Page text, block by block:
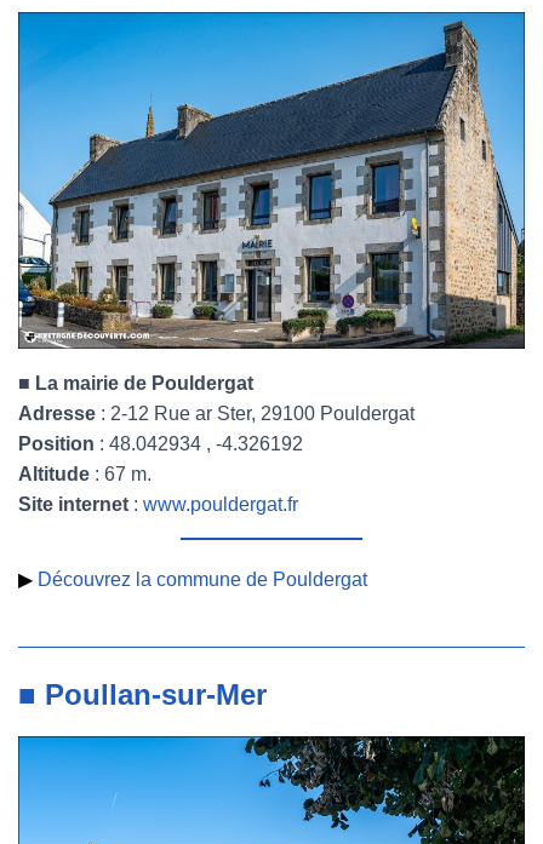
■ La mairie de Pouldergat
Adresse : 2-12 Rue ar Ster, 29100 Pouldergat
Position : 48.042934 , -4.326192
Altitude : 67 m.
Site internet : www.pouldergat.fr
▶ Découvrez la commune de Pouldergat
■ Poullan-sur-Mer